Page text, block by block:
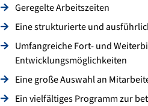
Geregelte Arbeitszeiten
Eine strukturierte und
Umfangreiche Fort- und
Entwicklungsmöglichkeiten
Eine große Auswahl an
Ein vielfältiges Programm zur